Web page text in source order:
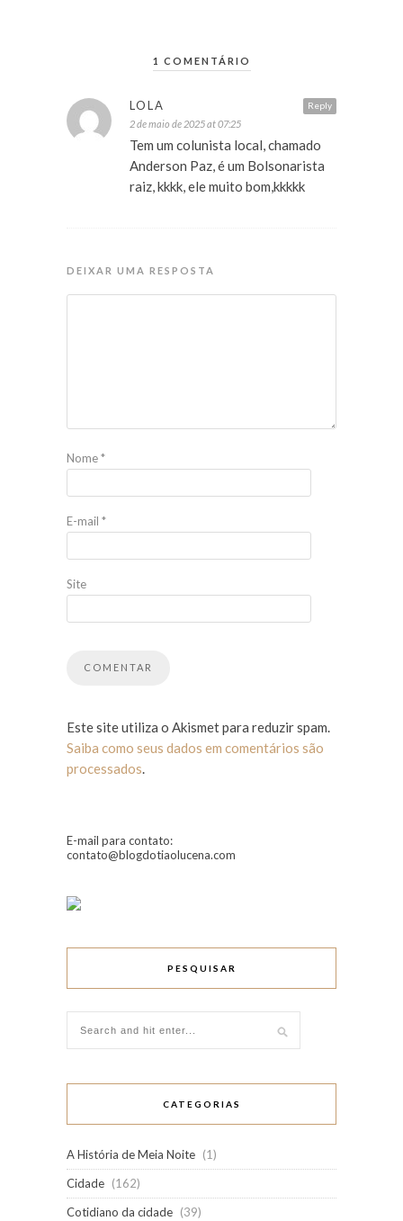
1 COMENTÁRIO
Reply
LOLA
2 de maio de 2025 at 07:25
Tem um colunista local, chamado
Anderson Paz, é um Bolsonarista
raiz, kkkk, ele muito bom,kkkkk
DEIXAR UMA RESPOSTA
Nome*
E-mail *
Site
Este site utiliza o Akismet para reduzir spam.
Saiba como seus dados em comentários são
processados.
E-mail para contato:
contato@blogdotiaolucena.com
PESQUISAR
CATEGORIAS
A História de Meia Noite (1)
Cidade (162)
Cotidiano da cidade (39)